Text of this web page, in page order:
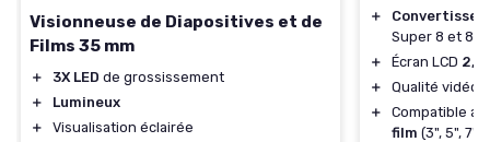
Visionneuse de Diapositives et de
Films 35 mm
＋ 3X LED de grossissement
＋
Lumineux
＋
Visualisation éclairée
＋
Super 8 et
＋
Écran LCD 2,4
＋
Qualité vidéo
＋
Compatible
film (3", 5", 7"